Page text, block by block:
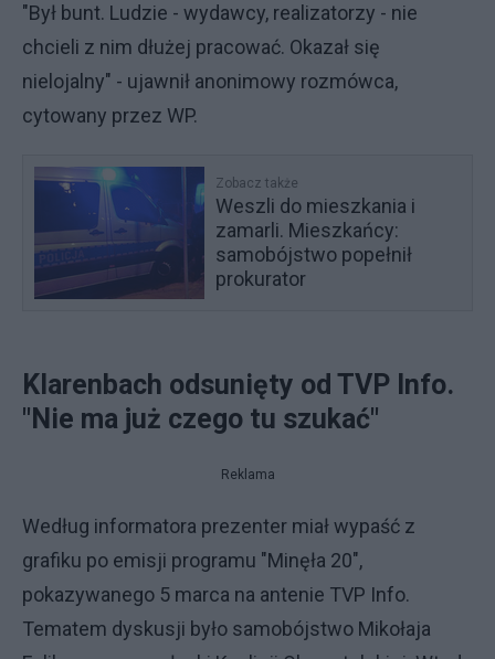
"Był bunt. Ludzie - wydawcy, realizatorzy - nie
chcieli z nim dłużej pracować. Okazał się
nielojalny" - ujawnił anonimowy rozmówca,
cytowany przez WP.
Zobacz także
Weszli do mieszkania i
zamarli. Mieszkańcy:
samobójstwo popełnił
prokurator
Klarenbach odsunięty od TVP Info.
"Nie ma już czego tu szukać"
Reklama
Według informatora prezenter miał wypaść z
grafiku po emisji programu "Minęła 20",
pokazywanego 5 marca na antenie TVP Info.
Tematem dyskusji było samobójstwo Mikołaja